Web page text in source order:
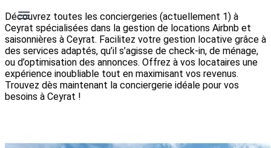
Découvrez toutes les conciergeries (actuellement 1) à
Ceyrat spécialisées dans la gestion de locations Airbnb et
saisonnières à Ceyrat. Facilitez votre gestion locative grâce à
des services adaptés, qu’il s’agisse de check-in, de ménage,
ou d’optimisation des annonces. Offrez à vos locataires une
expérience inoubliable tout en maximisant vos revenus.
Trouvez dès maintenant la conciergerie idéale pour vos
besoins à Ceyrat !